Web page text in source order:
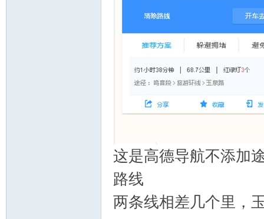
这是高德导航不添加
路线
两条线相差几个里，